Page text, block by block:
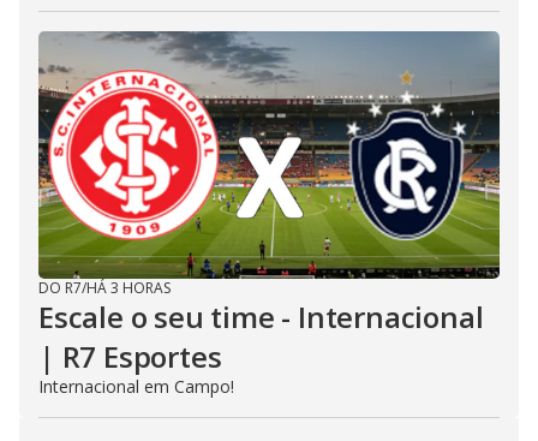
DO R7/HÁ 3 HORAS
Escale o seu time - Internacional
| R7 Esportes
Internacional em Campo!